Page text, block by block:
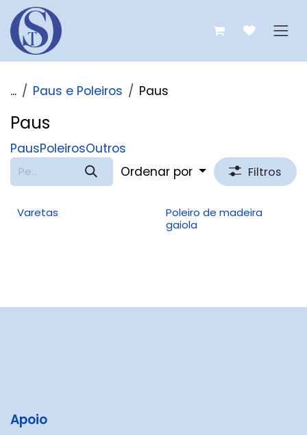
Pular para o conteúdo
... Paus e Poleiros Paus
Paus
PausPoleirosOutros
Ordenar por
Filtros
Varetas
Poleiro de madeira
gaiola
Apoio​